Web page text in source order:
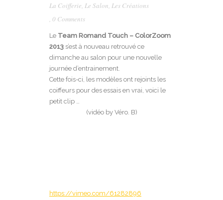
La Coifferie, Le Salon, Les Créations
, 0 Comments
Le Team Romand Touch – ColorZoom
2013 s’est à nouveau retrouvé ce
dimanche au salon pour une nouvelle
journée d’entrainement.
Cette fois-ci, les modèles ont rejoints les
coiffeurs pour des essais en vrai, voici le
petit clip …
(vidéo by Véro. B)
https://vimeo.com/61282896